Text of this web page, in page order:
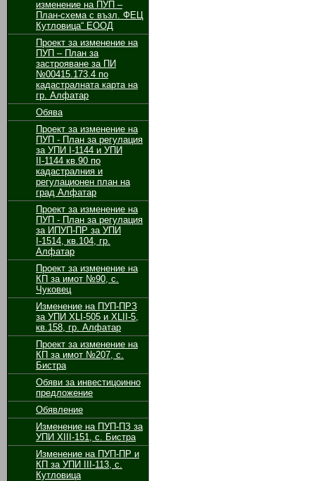
изменение на ПУП –
План-схема с възл. ФЕЦ
Кутловица“ ЕООД
Проект за изменение на
ПУП – План за
застрояване за ПИ
№00415.173.4 по
кадастралната карта на
гр. Алфатар
Обява
Проект за изменение на
ПУП - План за регулация
за УПИ І-1144 и УПИ
ІІ-1144 кв.90 по
кадастралния и
регулационен план на
град Алфатар
Проект за изменение на
ПУП - План за регулация
за ИПУП-ПР за УПИ
І-1514, кв.104, гр.
Алфатар
Проект за изменение на
КП за имот №90, с.
Чуковец
Изменение на ПУП-ПРЗ
за УПИ XLI-505 и XLII-5,
кв.158, гр. Алфатар
Проект за изменение на
КП за имот №207, с.
Бистра
Обяви за инвестицоинно
предложение
Обявление
Изменение на ПУП-ПЗ за
УПИ ХІІІ-151, с. Бистра
Изменение на ПУП-ПР и
КП за УПИ ІІІ-113, с.
Кутловица